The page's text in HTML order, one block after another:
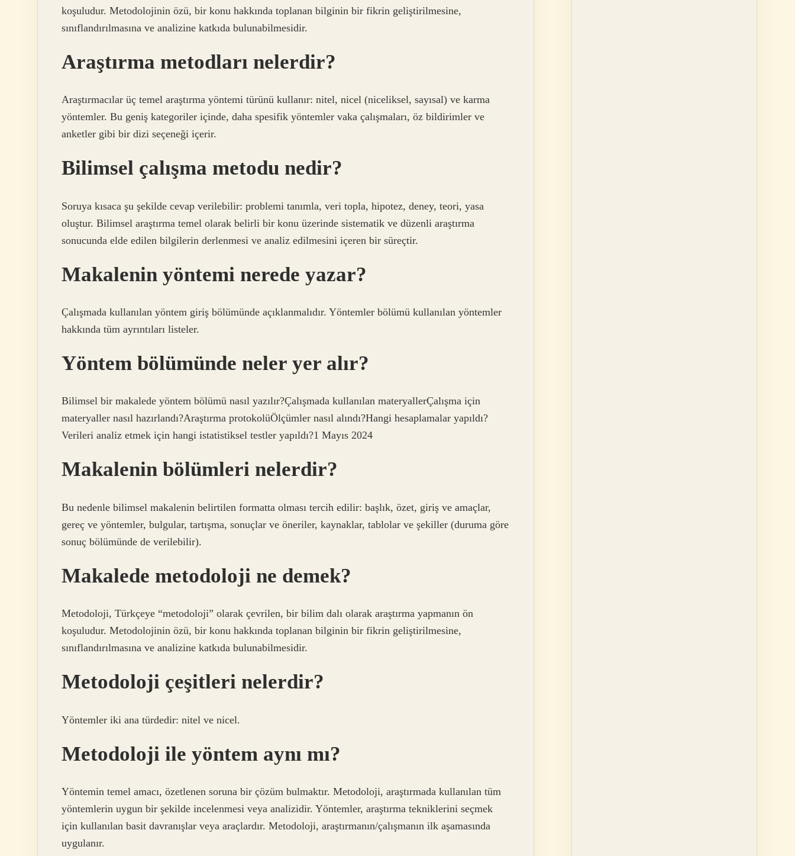
koşuludur. Metodolojinin özü, bir konu hakkında toplanan bilginin bir fikrin geliştirilmesine,
sınıflandırılmasına ve analizine katkıda bulunabilmesidir.
Araştırma metodları nelerdir?
Araştırmacılar üç temel araştırma yöntemi türünü kullanır: nitel, nicel (niceliksel, sayısal) ve karma
yöntemler. Bu geniş kategoriler içinde, daha spesifik yöntemler vaka çalışmaları, öz bildirimler ve
anketler gibi bir dizi seçeneği içerir.
Bilimsel çalışma metodu nedir?
Soruya kısaca şu şekilde cevap verilebilir: problemi tanımla, veri topla, hipotez, deney, teori, yasa
oluştur. Bilimsel araştırma temel olarak belirli bir konu üzerinde sistematik ve düzenli araştırma
sonucunda elde edilen bilgilerin derlenmesi ve analiz edilmesini içeren bir süreçtir.
Makalenin yöntemi nerede yazar?
Çalışmada kullanılan yöntem giriş bölümünde açıklanmalıdır. Yöntemler bölümü kullanılan yöntemler
hakkında tüm ayrıntıları listeler.
Yöntem bölümünde neler yer alır?
Bilimsel bir makalede yöntem bölümü nasıl yazılır?Çalışmada kullanılan materyallerÇalışma için
materyaller nasıl hazırlandı?Araştırma protokolüÖlçümler nasıl alındı?Hangi hesaplamalar yapıldı?
Verileri analiz etmek için hangi istatistiksel testler yapıldı?1 Mayıs 2024
Makalenin bölümleri nelerdir?
Bu nedenle bilimsel makalenin belirtilen formatta olması tercih edilir: başlık, özet, giriş ve amaçlar,
gereç ve yöntemler, bulgular, tartışma, sonuçlar ve öneriler, kaynaklar, tablolar ve şekiller (duruma göre
sonuç bölümünde de verilebilir).
Makalede metodoloji ne demek?
Metodoloji, Türkçeye “metodoloji” olarak çevrilen, bir bilim dalı olarak araştırma yapmanın ön
koşuludur. Metodolojinin özü, bir konu hakkında toplanan bilginin bir fikrin geliştirilmesine,
sınıflandırılmasına ve analizine katkıda bulunabilmesidir.
Metodoloji çeşitleri nelerdir?
Yöntemler iki ana türdedir: nitel ve nicel.
Metodoloji ile yöntem aynı mı?
Yöntemin temel amacı, özetlenen soruna bir çözüm bulmaktır. Metodoloji, araştırmada kullanılan tüm
yöntemlerin uygun bir şekilde incelenmesi veya analizidir. Yöntemler, araştırma tekniklerini seçmek
için kullanılan basit davranışlar veya araçlardır. Metodoloji, araştırmanın/çalışmanın ilk aşamasında
uygulanır.